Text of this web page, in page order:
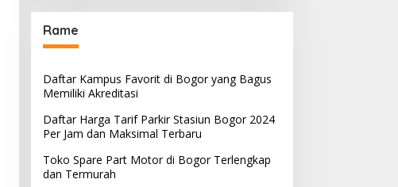
Rame
Daftar Kampus Favorit di Bogor yang Bagus
Memiliki Akreditasi
Daftar Harga Tarif Parkir Stasiun Bogor 2024
Per Jam dan Maksimal Terbaru
Toko Spare Part Motor di Bogor Terlengkap
dan Termurah